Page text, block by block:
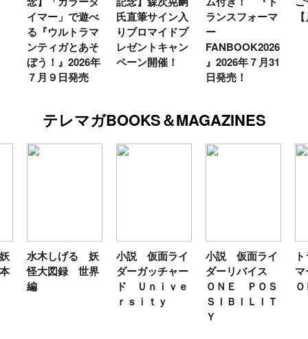
遊べ
ラマ
あそ
年
氏直筆サイン入
りブロマイドプ
レゼントキャン
ペーン開催！
ランスフォーマ
ー
FANBOOK2026
』2026年７月31
【月イチ更新】
テレマガBOOKS＆MAGAZINES
る 妖
世界
小説 仮面ライ
ダーガッチャー
ド Ｕｎｉｖｅ
小説 仮面ライ
ダーリバイス
ＯＮＥ ＰＯＳ
ＳＩＢＩＬＩＴ
トランスフォー
マーＦＡＮＢＯ
ＯＫ２０２６